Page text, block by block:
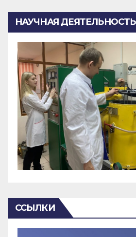
НАУЧНАЯ ДЕЯТЕЛЬНОСТЬ
ССЫЛКИ